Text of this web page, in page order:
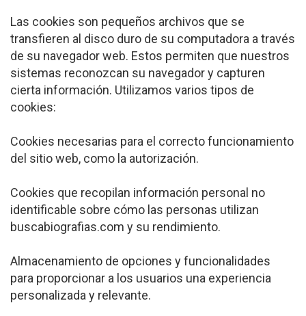
Las cookies son pequeños archivos que se
transfieren al disco duro de su computadora a través
de su navegador web. Estos permiten que nuestros
sistemas reconozcan su navegador y capturen
cierta información. Utilizamos varios tipos de
cookies:
Cookies necesarias para el correcto funcionamiento
del sitio web, como la autorización.
Cookies que recopilan información personal no
identificable sobre cómo las personas utilizan
buscabiografias.com y su rendimiento.
Almacenamiento de opciones y funcionalidades
para proporcionar a los usuarios una experiencia
personalizada y relevante.